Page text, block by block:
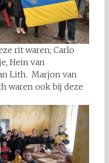
rit waren; Carlo
Hein van
Lith. Marjon van
waren ook bij deze